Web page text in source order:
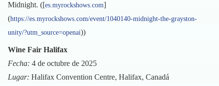
Midnight. ([es.myrockshows.com]
(https://es.myrockshows.com/event/1040140-midnight-the-grayston-
unity/?utm_source=openai))
Wine Fair Halifax
Fecha: 4 de octubre de 2025
Lugar: Halifax Convention Centre, Halifax, Canadá